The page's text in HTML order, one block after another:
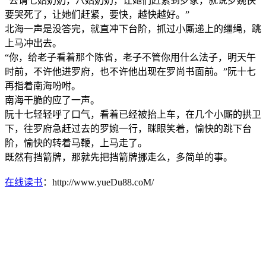
要哭死了，让她们赶紧，要快，越快越好。”
北海一声是没答完，就直冲下台阶，抓过小厮递上的缰绳，跳
上马冲出去。
“你，给老子看着那个陈省，老子不管你用什么法子，明天午
时前，不许他进罗府，也不许他出现在罗尚书面前。”阮十七
再指着南海吩咐。
南海干脆的应了一声。
阮十七轻轻呼了口气，看着已经被抬上车，在几个小厮的拱卫
下，往罗府急赶过去的罗婉一行，眯眼笑着，愉快的跳下台
阶，愉快的转着马鞭，上马走了。
既然有挡箭牌，那就先把挡箭牌挪走么，多简单的事。
在线读书 ：http://www.yueDu88.coM/